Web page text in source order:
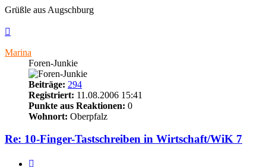
Grüßle aus Augschburg
Marina
Foren-Junkie
Beiträge: 294
Registriert: 11.08.2006 15:41
Punkte aus Reaktionen: 0
Wohnort: Oberpfalz
Re: 10-Finger-Tastschreiben in Wirtschaft/WiK 7